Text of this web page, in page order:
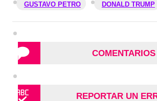
GUSTAVO PETRO DONALD TRUMP
COMENTARIOS
REPORTAR UN